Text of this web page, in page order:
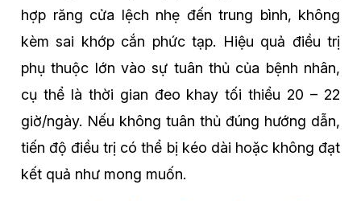
hợp răng cửa lệch nhẹ đến trung bình, không
kèm sai khớp cắn phức tạp. Hiệu quả điều trị
phụ thuộc lớn vào sự tuân thủ của bệnh nhân,
cụ thể là thời gian đeo khay tối thiểu 20 – 22
giờ/ngày. Nếu không tuân thủ đúng hướng dẫn,
tiến độ điều trị có thể bị kéo dài hoặc không đạt
kết quả như mong muốn.